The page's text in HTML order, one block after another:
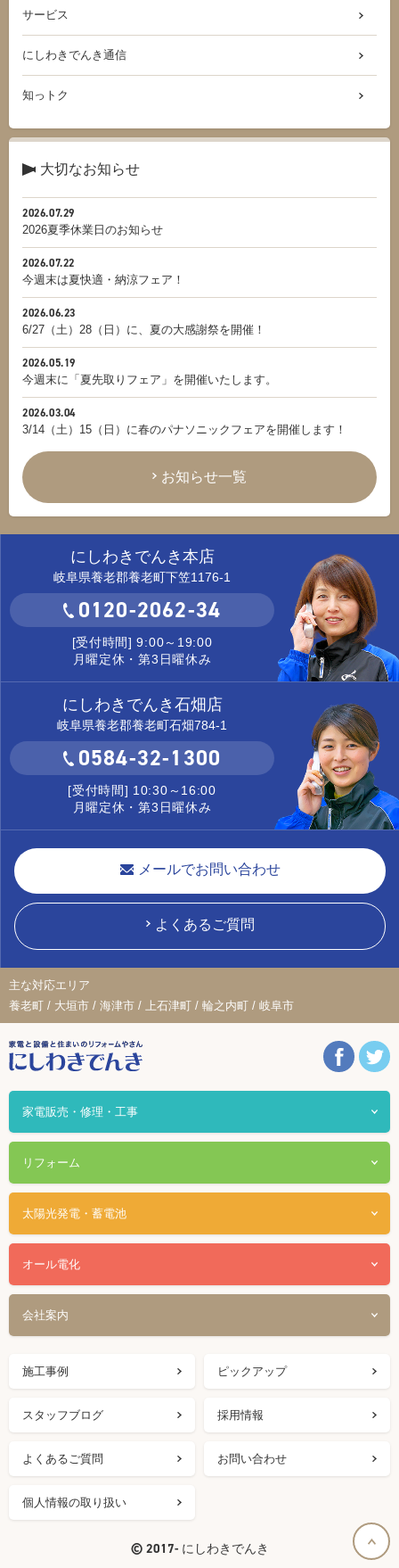
サービス
にしわきでんき通信
知っトク
大切なお知らせ
2026.07.29
2026夏季休業日のお知らせ
2026.07.22
今週末は夏快適・納涼フェア！
2026.06.23
6/27（土）28（日）に、夏の大感謝祭を開催！
2026.05.19
今週末に「夏先取りフェア」を開催いたします。
2026.03.04
3/14（土）15（日）に春のパナソニックフェアを開催します！
お知らせ一覧
にしわきでんき本店
岐阜県養老郡養老町下笠1176-1
0120-2062-34
[受付時間] 9:00～19:00
月曜定休・第3日曜休み
にしわきでんき石畑店
岐阜県養老郡養老町石畑784-1
0584-32-1300
[受付時間] 10:30～16:00
月曜定休・第3日曜休み
メールでお問い合わせ
よくあるご質問
主な対応エリア
養老町 / 大垣市 / 海津市 / 上石津町 / 輪之内町 / 岐阜市
家電販売・修理・工事
リフォーム
太陽光発電・蓄電池
オール電化
会社案内
施工事例 ピックアップ
スタッフブログ 採用情報
よくあるご質問 お問い合わせ
個人情報の取り扱い
©2017- にしわきでんき